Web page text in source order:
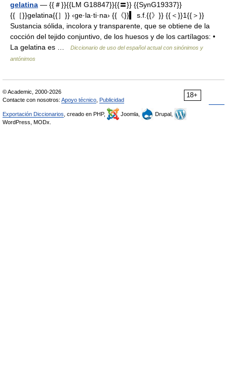
gelatina — {{＃}}{{LM G18847}}{{〓}} {{SynG19337}}
{{［}}gelatina{{］}} ‹ge·la·ti·na› {{《}}▍ s.f.{{》}} {{＜}}1{{＞}}
Sustancia sólida, incolora y transparente, que se obtiene de la
cocción del tejido conjuntivo, de los huesos y de los cartílagos: •
La gelatina es …
Diccionario de uso del español actual con sinónimos y
antónimos
18+
© Academic, 2000-2026
Contacte con nosotros: Apoyo técnico Publicidad
Exportación Diccionarios , creado en PHP, Joomla,
Drupal,
WordPress, MODx.